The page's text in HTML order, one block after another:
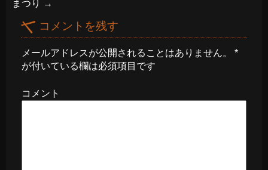
まつり
→
コメントを残す
メールアドレスが公開されることはありません。
*
が付いている欄は必須項目です
コメント